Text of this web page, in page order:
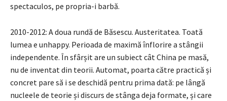
spectaculos, pe propria-i barbă.
2010-2012: A doua rundă de Băsescu. Austeritatea. Toată
lumea e unhappy. Perioada de maximă înflorire a stângii
independente. În sfârșit are un subiect cât China pe masă,
nu de inventat din teorii. Automat, poarta către practică și
concret pare să i se deschidă pentru prima dată: pe lângă
nucleele de teorie și discurs de stânga deja formate, și care